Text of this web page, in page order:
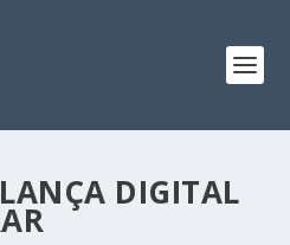
DIGITAL